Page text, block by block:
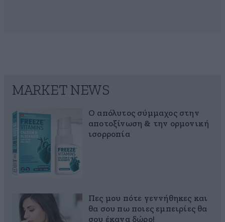
MARKET NEWS
Ο απόλυτος σύμμαχος στην
αποτοξίνωση & την ορμονική
ισορροπία
Πες μου πότε γεννήθηκες και
θα σου πω ποιες εμπειρίες θα
σου έκανα δώρο!